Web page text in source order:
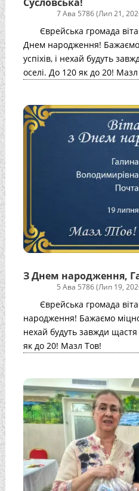
7 Ава 5786 (Лип 21,
Єврейська громада
Днем народження! Бажаємо
успіхів, і нехай будуть
оселі. До 120 як до 20!
З Днем народження,
5 Ава 5786 (Лип 19,
Єврейська громада
народження! Бажаємо
нехай будуть завжди щастя
як до 20! Мазл Тов!